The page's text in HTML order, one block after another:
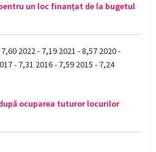
un loc finanțat de la bugetul
2022 - 7,19 2021 - 8,57 2020 -
- 7,31 2016 - 7,59 2015 - 7,24
ocuparea tuturor locurilor